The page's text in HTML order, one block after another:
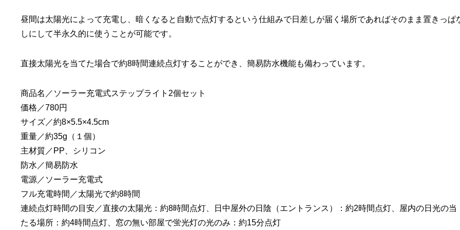
昼間は太陽光によって充電し、暗くなると自動で点灯するという仕組みで日差しが届く場所であればそのまま置きっぱ
しにして半永久的に使うことが可能です。
直接太陽光を当てた場合で約8時間連続点灯することができ、簡易防水機能も備わっています。
商品名／ソーラー充電式ステップライト2個セット
価格／780円
サイズ／約8×5.5×4.5cm
重量／約35g（１個）
主材質／PP、シリコン
防水／簡易防水
電源／ソーラー充電式
フル充電時間／太陽光で約8時間
連続点灯時間の目安／直接の太陽光：約8時間点灯、日中屋外の日陰（エントランス）：約2時間点灯、屋内の日光の当
たる場所：約4時間点灯、窓の無い部屋で蛍光灯の光のみ：約15分点灯